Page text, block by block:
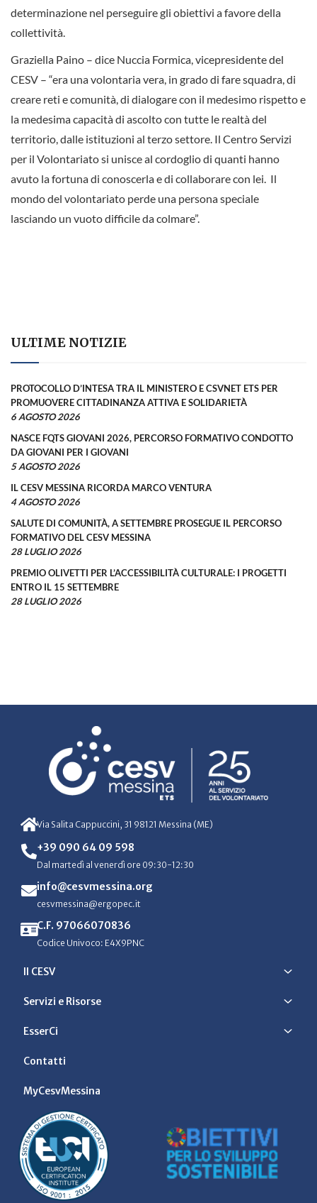
determinazione nel perseguire gli obiettivi a favore della
collettività.
Graziella Paino – dice Nuccia Formica, vicepresidente del
CESV – “era una volontaria vera, in grado di fare squadra, di
creare reti e comunità, di dialogare con il medesimo rispetto e
la medesima capacità di ascolto con tutte le realtà del
territorio, dalle istituzioni al terzo settore. Il Centro Servizi
per il Volontariato si unisce al cordoglio di quanti hanno
avuto la fortuna di conoscerla e di collaborare con lei. Il
mondo del volontariato perde una persona speciale
lasciando un vuoto difficile da colmare”.
ULTIME NOTIZIE
PROTOCOLLO D’INTESA TRA IL MINISTERO E CSVNET ETS PER
PROMUOVERE CITTADINANZA ATTIVA E SOLIDARIETÀ
6 AGOSTO 2026
NASCE FQTS GIOVANI 2026, PERCORSO FORMATIVO CONDOTTO
DA GIOVANI PER I GIOVANI
5 AGOSTO 2026
IL CESV MESSINA RICORDA MARCO VENTURA
4 AGOSTO 2026
SALUTE DI COMUNITÀ, A SETTEMBRE PROSEGUE IL PERCORSO
FORMATIVO DEL CESV MESSINA
28 LUGLIO 2026
PREMIO OLIVETTI PER L’ACCESSIBILITÀ CULTURALE: I PROGETTI
ENTRO IL 15 SETTEMBRE
28 LUGLIO 2026
Via Salita Cappuccini, 31 98121 Messina (ME)
+39 090 64 09 598
Dal martedì al venerdì ore 09:30-12:30
info@cesvmessina.org
cesvmessina@ergopec.it
C.F. 97066070836
Codice Univoco: E4X9PNC
Il CESV
Servizi e Risorse
EsserCi
Contatti
MyCesvMessina